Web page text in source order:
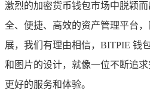
激烈的加密货币钱包市场中脱颖
全、便捷、高效的资产管理平台
展，我们有理由相信，BITPIE 钱
和图片的设计，就像一位不断追
更好的服务和体验。